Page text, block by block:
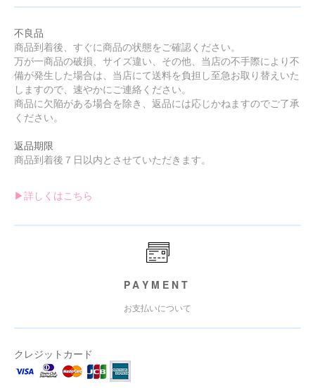
不良品
商品到着後、すぐに商品の状態をご確認ください。
万が一商品の破損、サイズ違い、その他、当店の不手際により不
備が発生した場合は、当店にて送料を負担し至急お取り替えいた
しますので、速やかにご連絡ください。
商品に欠陥がある場合を除き、返品には応じかねますのでご了承
ください。
返品期限
商品到着後７日以内とさせていただきます。
▶︎詳しくはこちら
PAYMENT
お支払いについて
クレジットカード